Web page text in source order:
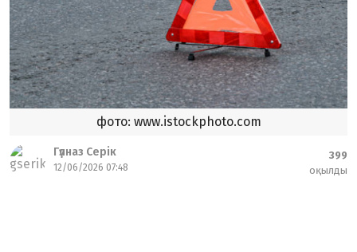
фото: www.istockphoto.com
Гүлназ Серік
12/06/2026 07:48
399
оқылды